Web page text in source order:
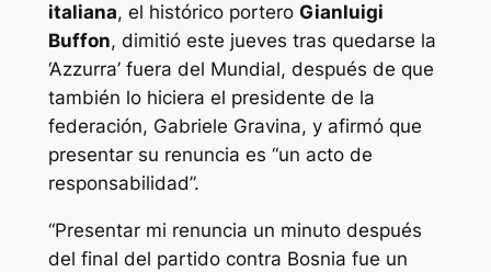
italiana, el histórico portero Gianluigi
Buffon, dimitió este jueves tras quedarse la
‘Azzurra’ fuera del Mundial, después de que
también lo hiciera el presidente de la
federación, Gabriele Gravina, y afirmó que
presentar su renuncia es “un acto de
responsabilidad”.
“Presentar mi renuncia un minuto después
del final del partido contra Bosnia fue un